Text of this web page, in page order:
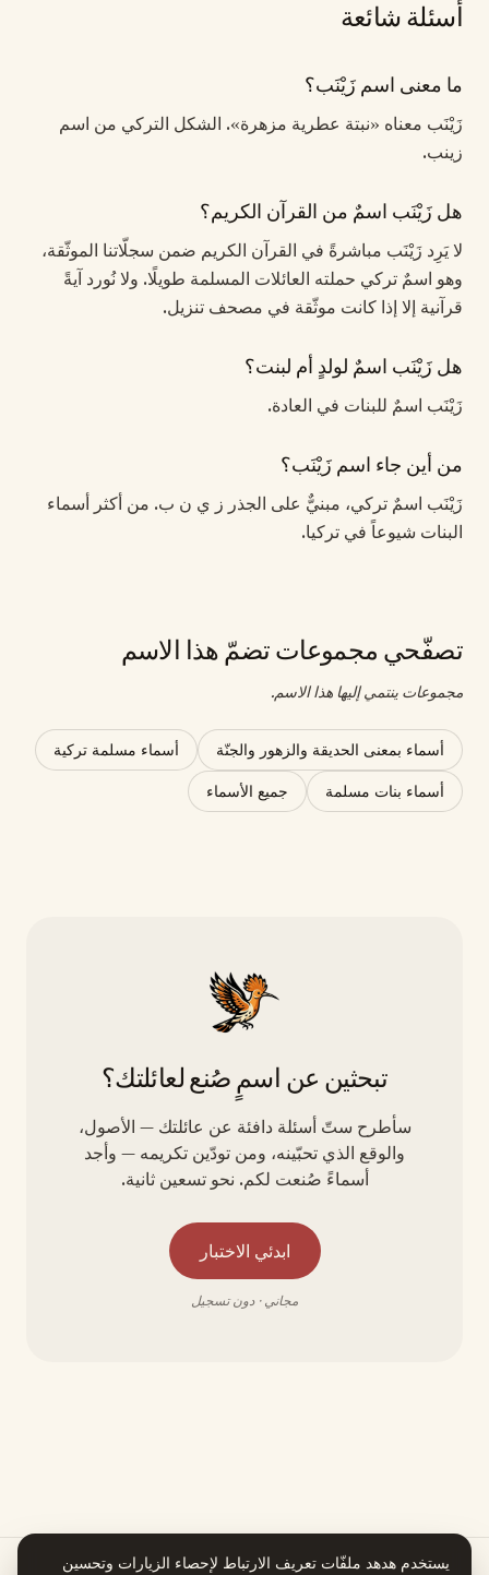
أسئلة شائعة
ما معنى اسم زَيْنَب؟
زَيْنَب معناه «نبتة عطرية مزهرة». الشكل التركي من اسم
زينب.
هل زَيْنَب اسمٌ من القرآن الكريم؟
لا يَرِد زَيْنَب مباشرةً في القرآن الكريم ضمن سجلّاتنا الموثّقة،
وهو اسمٌ تركي حملته العائلات المسلمة طويلًا. ولا نُورد آيةً
قرآنية إلا إذا كانت موثّقة في مصحف تنزيل.
هل زَيْنَب اسمٌ لولدٍ أم لبنت؟
زَيْنَب اسمٌ للبنات في العادة.
من أين جاء اسم زَيْنَب؟
زَيْنَب اسمٌ تركي، مبنيٌّ على الجذر ز ي ن ب. من أكثر أسماء
البنات شيوعاً في تركيا.
تصفّحي مجموعات تضمّ هذا الاسم
مجموعات ينتمي إليها هذا الاسم.
أسماء بمعنى الحديقة والزهور والجنّة أسماء مسلمة تركية
أسماء بنات مسلمة جميع الأسماء
تبحثين عن اسمٍ صُنع لعائلتك؟
سأطرح ستّ أسئلة دافئة عن عائلتك — الأصول،
والوقع الذي تحبّينه، ومن تودّين تكريمه — وأجد
أسماءً صُنعت لكم. نحو تسعين ثانية.
ابدئي الاختبار
مجاني · دون تسجيل
يستخدم هدهد ملفّات تعريف الارتباط لإحصاء الزيارات وتحسين